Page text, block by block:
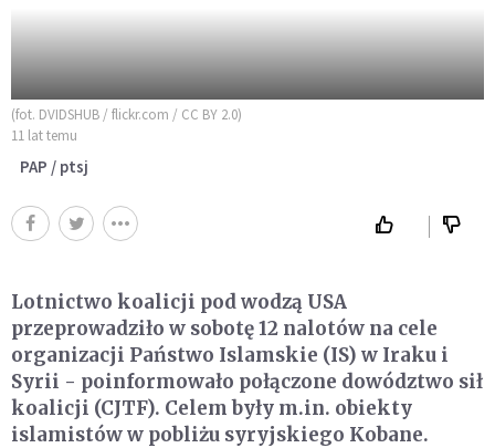
(fot. DVIDSHUB / flickr.com / CC BY 2.0)
11 lat temu
PAP / ptsj
Lotnictwo koalicji pod wodzą USA
przeprowadziło w sobotę 12 nalotów na cele
organizacji Państwo Islamskie (IS) w Iraku i
Syrii - poinformowało połączone dowództwo sił
koalicji (CJTF). Celem były m.in. obiekty
islamistów w pobliżu syryjskiego Kobane.